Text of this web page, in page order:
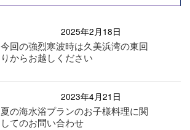
2025年2月18日
今回の強烈寒波時は久美浜湾の東回
りからお越しください
2023年4月21日
夏の海水浴プランのお子様料理に関
してのお問い合わせ